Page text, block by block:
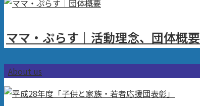
ママ・ぷらす｜活動理念、団体概要
About us